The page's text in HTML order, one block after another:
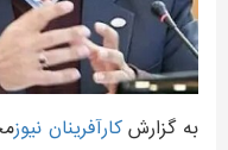
به گزارشکارآفرينان نيوز